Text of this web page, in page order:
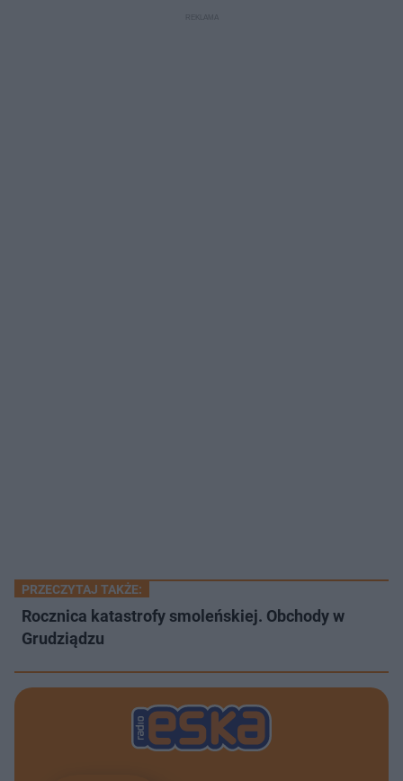
PRZECZYTAJ TAKŻE:
Rocznica katastrofy smoleńskiej. Obchody w
Grudziądzu